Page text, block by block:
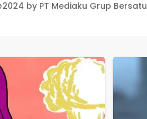
by PT Mediaku Grup Bersatu